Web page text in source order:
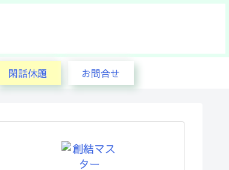
閑話休題 お問合せ